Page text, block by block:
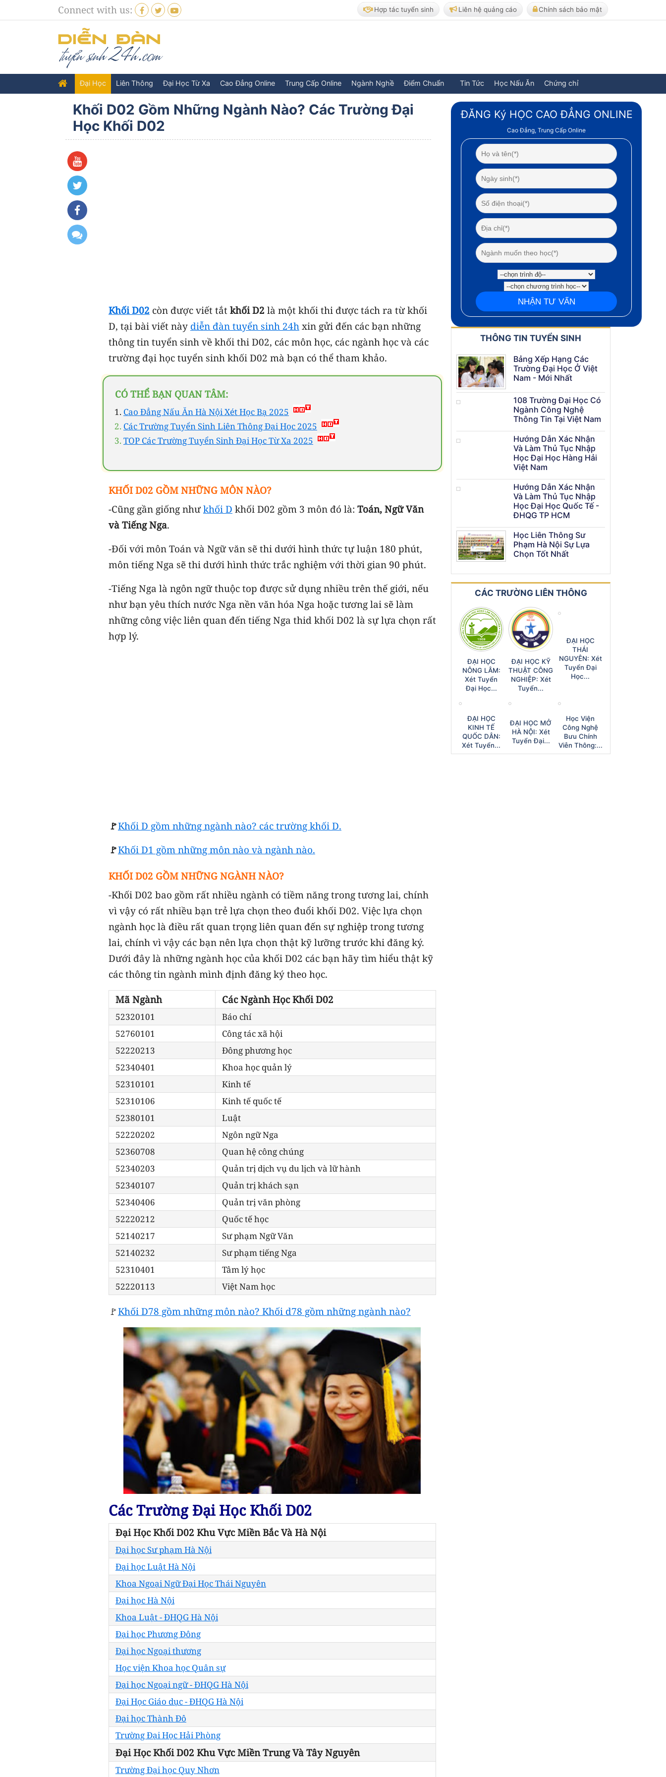
Connect with us: Hợp tác tuyển sinh Liên hệ quảng cáo Chính sách bảo mật
Đại Học Liên Thông Đại Học Từ Xa Cao Đẳng Online Trung Cấp Online Ngành Nghề Điểm Chuẩn Tin Tức Học Nấu Ăn Chứng chỉ
Khối D02 Gồm Những Ngành Nào? Các Trường Đại
Học Khối D02
Khối D02 còn được viết tắt khối D2 là một khối thi được tách ra từ khối
D, tại bài viết này diễn đàn tuyển sinh 24hxin gửi đến các bạn những
thông tin tuyển sinh về khối thi D02, các môn học, các ngành học và các
trường đại học tuyển sinh khối D02 mà bạn có thể tham khảo.
CÓ THỂ BẠN QUAN TÂM:
Cao Đẳng Nấu Ăn Hà Nội Xét Học Bạ 2025
Các Trường Tuyển Sinh Liên Thông Đại Học 2025
TOP Các Trường Tuyển Sinh Đại Học Từ Xa 2025
KHỐI D02 GỒM NHỮNG MÔN NÀO?
-Cũng gần giống như khối D khối D02 gồm 3 môn đó là: Toán, Ngữ Văn
và Tiếng Nga.
-Đối với môn Toán và Ngữ văn sẽ thi dưới hình thức tự luận 180 phút,
môn tiếng Nga sẽ thi dưới hình thức trắc nghiệm với thời gian 90 phút.
-Tiếng Nga là ngôn ngữ thuộc top được sử dụng nhiều trên thế giới, nếu
như bạn yêu thích nước Nga nền văn hóa Nga hoặc tương lai sẽ làm
những công việc liên quan đến tiếng Nga thid khối D02 là sự lựa chọn rất
hợp lý.
🚩Khối D gồm những ngành nào? các trường khối D.
🚩Khối D1 gồm những môn nào và ngành nào.
KHỐI D02 GỒM NHỮNG NGÀNH NÀO?
-Khối D02 bao gồm rất nhiều ngành có tiềm năng trong tương lai, chính
vì vậy có rất nhiều bạn trẻ lựa chọn theo đuổi khối D02. Việc lựa chọn
ngành học là điều rất quan trọng liên quan đến sự nghiệp trong tương
lai, chính vì vậy các bạn nên lựa chọn thật kỹ lưỡng trước khi đăng ký.
Dưới đây là những ngành học của khối D02 các bạn hãy tìm hiểu thật kỹ
các thông tin ngành mình định đăng ký theo học.
Mã Ngành Các Ngành Học Khối D02
52320101
Báo chí
52760101
Công tác xã hội
52220213
Đông phương học
52340401
Khoa học quản lý
52310101
Kinh tế
52310106
Kinh tế quốc tế
52380101
Luật
52220202
Ngôn ngữ Nga
52360708
Quan hệ công chúng
52340203
Quản trị dịch vụ du lịch và lữ hành
52340107
Quản trị khách sạn
52340406
Quản trị văn phòng
52220212
Quốc tế học
52140217
Sư phạm Ngữ Văn
52140232
Sư phạm tiếng Nga
52310401
Tâm lý học
52220113
Việt Nam học
🚩Khối D78 gồm những môn nào? Khối d78 gồm những ngành nào?
Các Trường Đại Học Khối D02
Đại Học Khối D02 Khu Vực Miền Bắc Và Hà Nội
Đại học Sư phạm Hà Nội
Đại học Luật Hà Nội
Khoa Ngoại Ngữ Đại Học Thái Nguyên
Đại học Hà Nội
Khoa Luật - ĐHQG Hà Nội
Đại học Phương Đông
Đại học Ngoại thương
Học viện Khoa học Quân sự
Đại học Ngoại ngữ - ĐHQG Hà Nội
Đại Học Giáo dục - ĐHQG Hà Nội
Đại học Thành Đô
Trường Đại Học Hải Phòng
Đại Học Khối D02 Khu Vực Miền Trung Và Tây Nguyên
Trường Đại học Quy Nhơn
ĐĂNG Ký HỌC CAO ĐẲNG ONLINE
Cao Đẳng, Trung Cấp Online
THÔNG TIN TUYỂN SINH
Bảng Xếp Hạng Các
Trường Đại Học Ở Việt
Nam - Mới Nhất
108 Trường Đại Học Có
Ngành Công Nghệ
Thông Tin Tại Việt Nam
Hướng Dẫn Xác Nhận
Và Làm Thủ Tục Nhập
Học Đại Học Hàng Hải
Việt Nam
Hướng Dẫn Xác Nhận
Và Làm Thủ Tục Nhập
Học Đại Học Quốc Tế -
ĐHQG TP HCM
Học Liên Thông Sư
Phạm Hà Nội Sự Lựa
Chọn Tốt Nhất
CÁC TRƯỜNG LIÊN THÔNG
ĐẠI HỌC
NÔNG LÂM:
Xét Tuyển
Đại Học...
ĐẠI HỌC KỸ
THUẬT CÔNG
NGHIỆP: Xét
Tuyển...
ĐẠI HỌC
THÁI
NGUYÊN: Xét
Tuyển Đại
Học...
ĐẠI HỌC
KINH TẾ
QUỐC DÂN:
Xét Tuyển...
ĐẠI HỌC MỞ
HÀ NỘI: Xét
Tuyển Đại...
Học Viện
Công Nghệ
Bưu Chính
Viễn Thông:...